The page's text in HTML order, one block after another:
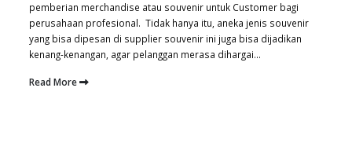
pemberian merchandise atau souvenir untuk Customer bagi
perusahaan profesional. Tidak hanya itu, aneka jenis souvenir
yang bisa dipesan di supplier souvenir ini juga bisa dijadikan
kenang-kenangan, agar pelanggan merasa dihargai...
Read More